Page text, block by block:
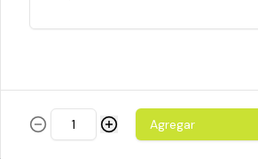
$5.800
Agregar